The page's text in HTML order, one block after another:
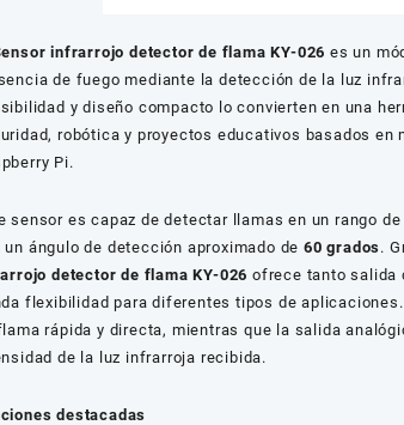
cantidadinfrarrojo detector de flama KY-026 es un
de fuego mediante la detección de la luz
y diseño compacto lo convierten en una
robótica y proyectos educativos basados en
Pi.
sensor es capaz de detectar llamas en un rango
un ángulo de detección aproximado de60 grados.
detector de flama KY-026 ofrece tanto salida
flexibilidad para diferentes tipos de
rápida y directa, mientras que la salida
de la luz infrarroja recibida.
destacadas